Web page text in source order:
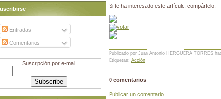
Si te ha interesado este artículo, compártelo.
Publicado por Juan Antonio HERGUERA TORRES
Etiquetas: Acción
0 comentarios:
Publicar un comentario
Entradas
Comentarios
Suscripción por e-mail